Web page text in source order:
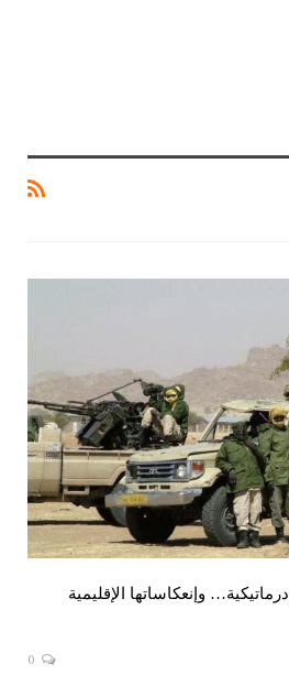
وإنعكاساتها الإقليمية